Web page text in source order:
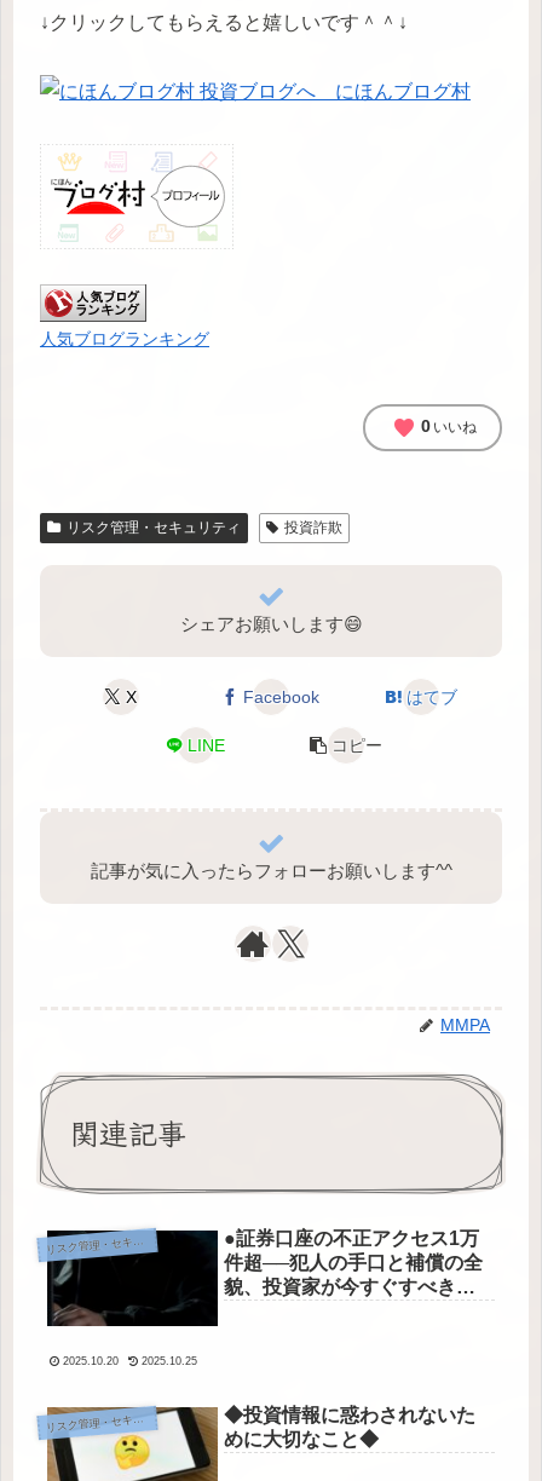
↓クリックしてもらえると嬉しいです＾＾↓
にほんブログ村
人気ブログランキング
favorite 0 いいね
リスク管理・セキュリティ 投資詐欺
シェアお願いします😄
X Facebook はてブ
LINE コピー
記事が気に入ったらフォローお願いします^⁠^⁠
MMPA
関連記事
リスク管理・セキュリティ
●証券口座の不正アクセス1万
件超──犯人の手口と補償の全
貌、投資家が今すぐすべき防
2025.10.20 2025.10.25
リスク管理・セキュリティ
◆投資情報に惑わされないた
めに大切なこと◆